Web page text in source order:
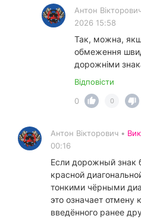
Антон
2026 15:58
Так, можна,
обмеження
дорожніми
Відповісти
0
0
Антон Вікторович •
00:16
Если дорожный знак
красной
тонкими чёрными
это означает отмену
введённого ранее